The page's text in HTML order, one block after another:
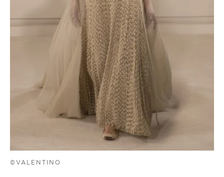
©VALENTINO